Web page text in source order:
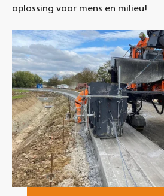
oplossing voor mens en milieu!